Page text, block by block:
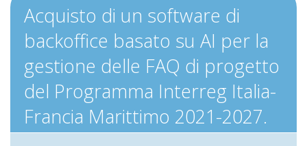
Acquisto di un software di
backoffice basato su AI per la
gestione delle FAQ di progetto
del Programma Interreg Italia-
Francia Marittimo 2021-2027.